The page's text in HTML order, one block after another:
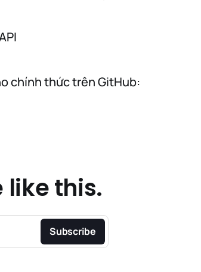
chính thức trên GitHub:
like this.
Subscribe